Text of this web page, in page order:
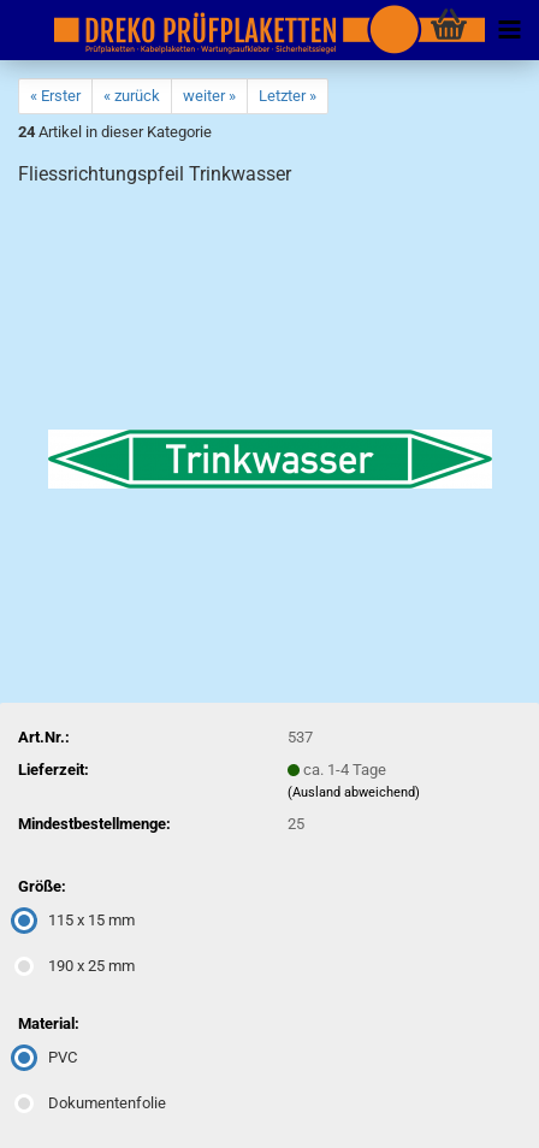
« Erster « zurück weiter »
Letzter »
24 Artikel in dieser Kategorie
Fliessrichtungspfeil Trinkwasser
Art.Nr.:
537
Lieferzeit:
ca. 1-4 Tage
(Ausland abweichend)
Mindestbestellmenge: 25
Größe:
115 x 15 mm
190 x 25 mm
Material:
PVC
Dokumentenfolie